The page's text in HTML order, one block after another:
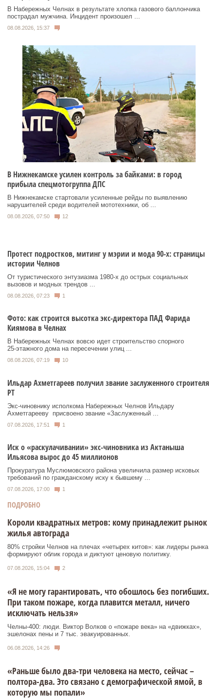
В Набережных Челнах в результате хлопка газового баллончика
пострадал мужчина. Инцидент произошел ...
08.08.2026, 15:37
В Нижнекамске усилен контроль за байками: в город
прибыла спецмотогруппа ДПС
В Нижнекамске стартовали усиленные рейды по выявлению
нарушителей среди водителей мототехники, об ...
08.08.2026, 07:50 12
Протест подростков, митинг у мэрии и мода 90-х: страницы
истории Челнов
От туристического энтузиазма 1980‑х до острых социальных
вызовов и модных трендов ...
08.08.2026, 07:23 1
Фото: как строится высотка экс-директора ПАД Фарида
Киямова в Челнах
В Набережных Челнах вовсю идет строительство спорного
25‑этажного дома на пересечении улиц ...
08.08.2026, 07:19 10
Ильдар Ахметгареев получил звание заслуженного строителя
РТ
Экс‑чиновнику исполкома Набережных Челнов Ильдару
Ахметгарееву присвоено звание «Заслуженный ...
07.08.2026, 17:51 1
Иск о «раскулачивании» экс-чиновника из Актаныша
Ильясова вырос до 45 миллионов
Прокуратура Муслюмовского района увеличила размер исковых
требований по гражданскому иску к бывшему ...
07.08.2026, 17:00 1
ПОДРОБНО
Короли квадратных метров: кому принадлежит рынок
жилья автограда
80% стройки Челнов на плечах «четырех китов»: как лидеры рынка
формируют облик города и диктуют ценовую политику.
07.08.2026, 15:04 2
«Я не могу гарантировать, что обошлось без погибших.
При таком пожаре, когда плавится металл, ничего
исключать нельзя»
Челны-400: люди. Виктор Волков о «пожаре века» на «движках»,
эшелонах пены и 7 тыс. эвакуированных.
06.08.2026, 14:26
«Раньше было два-три человека на место, сейчас –
полтора-два. Это связано с демографической ямой, в
которую мы попали»